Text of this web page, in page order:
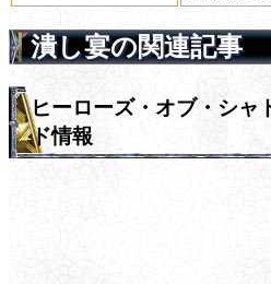
潰し宴の関連記事
ヒーローズ・オブ・シャ
ド情報